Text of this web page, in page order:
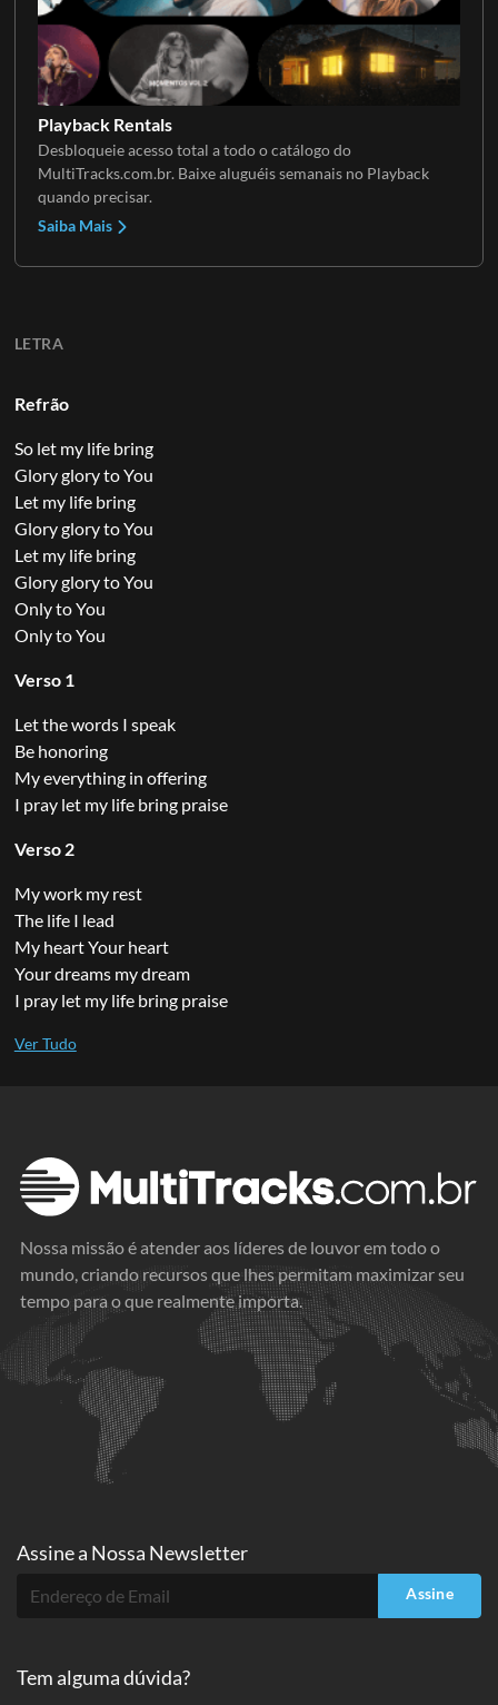
Playback Rentals
Desbloqueie acesso total a todo o catálogo do
MultiTracks.com.br. Baixe aluguéis semanais no Playback
quando precisar.
Saiba Mais
LETRA
Refrão
So let my life bring
Glory glory to You
Let my life bring
Glory glory to You
Let my life bring
Glory glory to You
Only to You
Only to You
Verso 1
Let the words I speak
Be honoring
My everything in offering
I pray let my life bring praise
Verso 2
My work my rest
The life I lead
My heart Your heart
Your dreams my dream
I pray let my life bring praise
Nossa missão é atender aos líderes de louvor em todo o
mundo, criando recursos que lhes permitam maximizar seu
tempo para o que realmente importa.
Assine a Nossa Newsletter
Assine
Tem alguma dúvida?